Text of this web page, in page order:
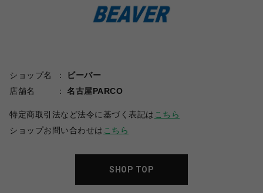
ショップ名
ビーバー
店舗名
名古屋PARCO
特定商取引法など法令に基づく表記は こちら
ショップお問い合わせは こちら
SHOP TOP